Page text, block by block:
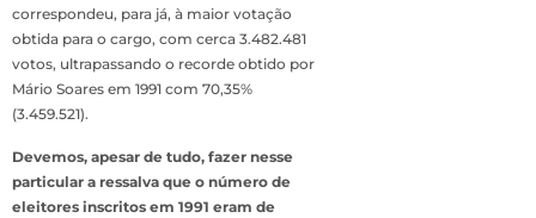
correspondeu, para já, à maior votação
obtida para o cargo, com cerca 3.482.481
votos, ultrapassando o recorde obtido por
Mário Soares em 1991 com 70,35%
(3.459.521).
Devemos, apesar de tudo, fazer nesse
particular a ressalva que o número de
eleitores inscritos em 1991 eram de